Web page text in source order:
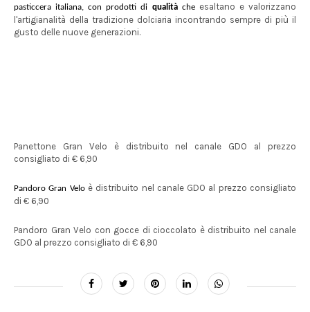
pasticcera italiana, con prodotti di qualitàche esaltano e valorizzano
l'artigianalità della tradizione dolciaria incontrando sempre di più il
gusto delle nuove generazioni.
Panettone Gran Velo è distribuito nel canale GDO al prezzo
consigliato di € 6,90
Pandoro Gran Velo è distribuito nel canale GDO al prezzo consigliato
di € 6,90
Pandoro Gran Velo con gocce di cioccolato è distribuito nel canale
GDO al prezzo consigliato di € 6,90